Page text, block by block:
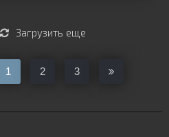
Загрузить еще
1 2 3